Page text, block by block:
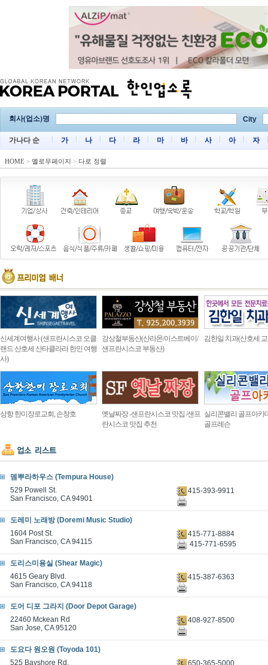
회사(업소)명 City
가나다 순 가 나 다 라 마 바 사 아 자
HOME > 옐로우페이지 > 다로 정렬
신세계여행사 (샌프란시스코 오클
랜드 산호세 산타클라라 한인 여행
사)
강상철부동산(산라몬/이스트베이/
샌프란시스코 부동산)
김한일 치과(산호세
상항 한미장로교회, 손창호
옛날짜장 -샌프란시스코 맛집 /샌프
란시스코 맛집 추천
실리콘밸리 골프아카
골프레슨
뎀뿌라하우스 (Tempura House)
529 Powell St.
San Francisco, CA 94901
415-393-9911
도레미 노래방 (Doremi Music Studio)
1604 Post St.
San Francisco, CA 94115
415-771-8884
415-771-6595
도리스미용실 (Shear Magic)
4615 Geary Blvd.
San Francisco, CA 94118
415-387-6363
도어 디포 그라지 (Door Depot Garage)
22460 Mckean Rd
San Jose, CA 95120
408-927-8500
도요다 원오원 (Toyoda 101)
525 Bayshore Rd.
650-365-5000